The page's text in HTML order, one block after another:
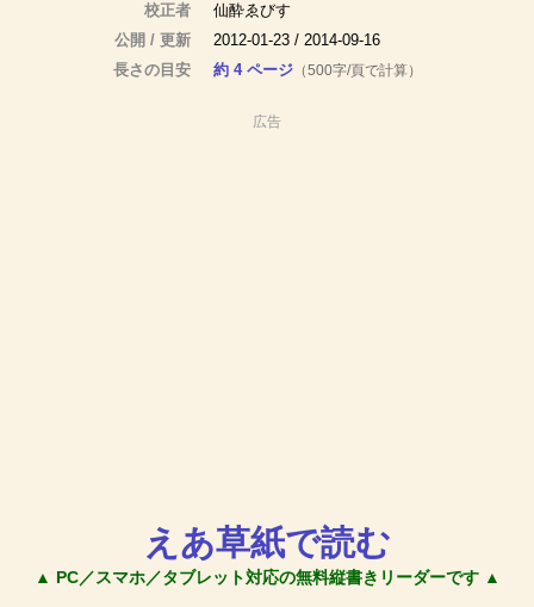
校正者
仙酔ゑびす
公開 / 更新
2012-01-23 / 2014-09-16
長さの目安
約 4 ページ（500字/頁で計算）
広告
えあ草紙で読む
▲ PC／スマホ／タブレット対応の無料縦書きリーダーです ▲